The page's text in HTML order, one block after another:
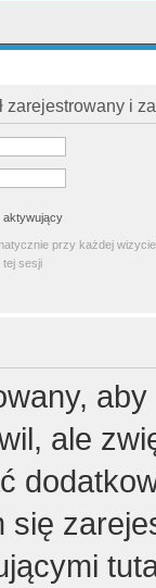
zarejestrowany i
aktywujący
przy każdej wizycie
tej sesji
ale